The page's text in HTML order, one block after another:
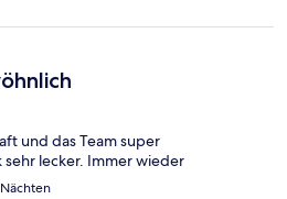
und das Team super
lecker. Immer wieder